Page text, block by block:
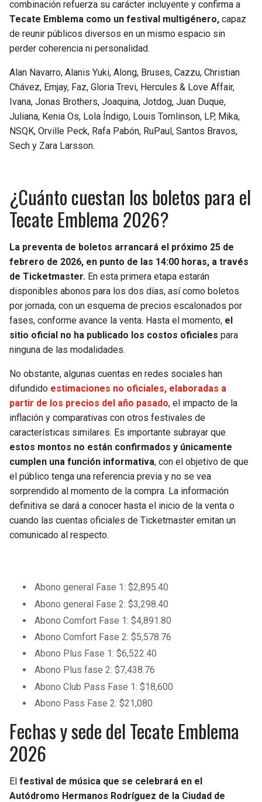
combinación refuerza su carácter incluyente y confirma a
Tecate Emblema como un festival multigénero, capaz
de reunir públicos diversos en un mismo espacio sin
perder coherencia ni personalidad.
Alan Navarro, Alanis Yuki, Along, Bruses, Cazzu, Christian
Chávez, Emjay, Faz, Gloria Trevi, Hercules & Love Affair,
Ivana, Jonas Brothers, Joaquina, Jotdog, Juan Duque,
Juliana, Kenia Os, Lola Índigo, Louis Tomlinson, LP, Mika,
NSQK, Orville Peck, Rafa Pabón, RuPaul, Santos Bravos,
Sech y Zara Larsson.
¿Cuánto cuestan los boletos para el
Tecate Emblema 2026?
La preventa de boletos arrancará el próximo 25 de
febrero de 2026, en punto de las 14:00 horas, a través
de Ticketmaster. En esta primera etapa estarán
disponibles abonos para los dos días, así como boletos
por jornada, con un esquema de precios escalonados por
fases, conforme avance la venta. Hasta el momento, el
sitio oficial no ha publicado los costos oficiales para
ninguna de las modalidades.
No obstante, algunas cuentas en redes sociales han
difundido estimaciones no oficiales, elaboradas a
partir de los precios del año pasado, el impacto de la
inflación y comparativas con otros festivales de
características similares. Es importante subrayar que
estos montos no están confirmados y únicamente
cumplen una función informativa, con el objetivo de que
el público tenga una referencia previa y no se vea
sorprendido al momento de la compra. La información
definitiva se dará a conocer hasta el inicio de la venta o
cuando las cuentas oficiales de Ticketmaster emitan un
comunicado al respecto.
Abono general Fase 1: $2,895.40
Abono general Fase 2: $3,298.40
Abono Comfort Fase 1: $4,891.80
Abono Comfort Fase 2: $5,578.76
Abono Plus Fase 1: $6,522.40
Abono Plus fase 2: $7,438.76
Abono Club Pass Fase 1: $18,600
Abono Pass Fase 2: $21,080
Fechas y sede del Tecate Emblema
2026
El festival de música que se celebrará en el
Autódromo Hermanos Rodríguez de la Ciudad de